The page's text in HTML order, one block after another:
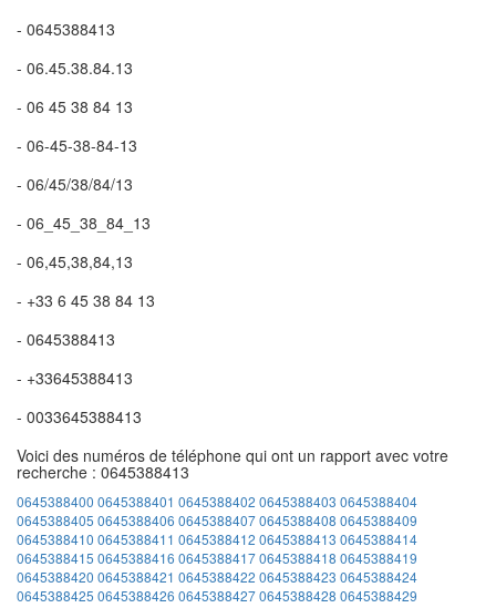
- 0645388413
- 06.45.38.84.13
- 06 45 38 84 13
- 06-45-38-84-13
- 06/45/38/84/13
- 06_45_38_84_13
- 06,45,38,84,13
- +33 6 45 38 84 13
- 0645388413
- +33645388413
- 0033645388413
Voici des numéros de téléphone qui ont un rapport avec votre
recherche : 0645388413
0645388400 0645388401 0645388402 0645388403 0645388404
0645388405 0645388406 06453884070645388408 0645388409
0645388410 0645388411 0645388412 0645388413 0645388414
0645388415 0645388416 06453884170645388418 0645388419
0645388420 0645388421 0645388422 0645388423 0645388424
0645388425 0645388426 06453884270645388428 0645388429